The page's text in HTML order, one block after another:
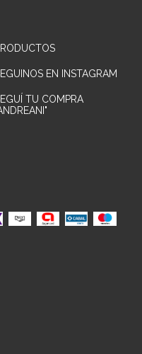
EN INSTAGRAM
TU COMPRA